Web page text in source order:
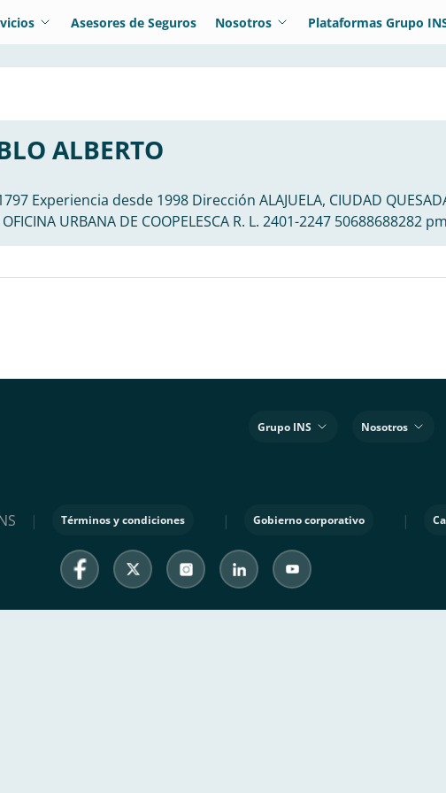
Asesores de Seguros Nosotros Plataformas Grupo
ALBERTO
Experiencia desde 1998 Dirección ALAJUELA, CIUDAD
OFICINA URBANA DE COOPELESCA R. L. 2401-2247 50688688282
Grupo INS Nosotros
| Términos y condiciones | Gobierno corporativo |